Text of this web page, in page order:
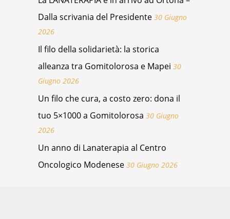
Dalla scrivania del Presidente 30 Giugno
2026
Il filo della solidarietà: la storica
alleanza tra Gomitolorosa e Mapei 30
Giugno 2026
Un filo che cura, a costo zero: dona il
tuo 5×1000 a Gomitolorosa 30 Giugno
2026
Un anno di Lanaterapia al Centro
Oncologico Modenese 30 Giugno 2026